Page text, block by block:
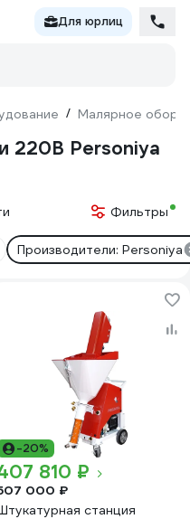
Для юрлиц
/ Малярное
220В Personiya
Фильтры
Производители: Personiya
-20%
810 ₽
000 ₽
станция